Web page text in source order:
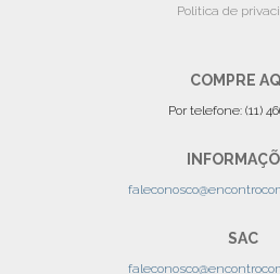
Politica de
COMPRE
Por telefone: (11)
SAC